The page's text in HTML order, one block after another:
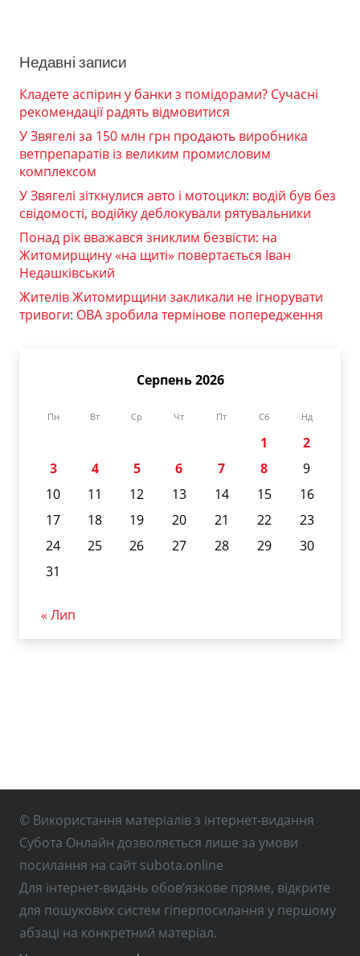
Недавні записи
Кладете аспірин у банки з помідорами? Сучасні
рекомендації радять відмовитися
У Звягелі за 150 млн грн продають виробника
ветпрепаратів із великим промисловим
комплексом
У Звягелі зіткнулися авто і мотоцикл: водій був без
свідомості, водійку деблокували рятувальники
Понад рік вважався зниклим безвісти: на
Житомирщину «на щиті» повертається Іван
Недашківський
Жителів Житомирщини закликали не ігнорувати
тривоги: ОВА зробила термінове попередження
Серпень 2026
Пн Вт Ср Чт Пт Сб Нд
1
2
3
4 5 6 7 8
9
10
11 12 13 14 15
16
17
18 19 20 21 22
23
24
25 26 27 28 29
30
31
« Лип
© Використання матеріалів з інтернет-видання
Субота Онлайн дозволяється лише за умови
посилання на сайт subota.online
Для інтернет-видань обов’язкове пряме, відкрите
для пошукових систем гіперпосилання у першому
абзаці на конкретний матеріал.